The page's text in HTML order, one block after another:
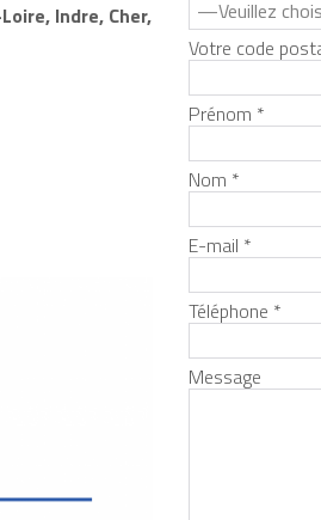
Indre, Cher,
Votre code
Prénom *
Nom *
E-mail *
Téléphone *
Message